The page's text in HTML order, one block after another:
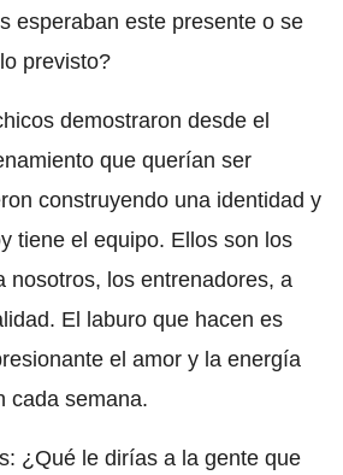
esperaban este presente o se
previsto?
demostraron desde el
que querían ser
construyendo una identidad y
tiene el equipo. Ellos son los
nosotros, los entrenadores, a
El laburo que hacen es
el amor y la energía
cada semana.
¿Qué le dirías a la gente que